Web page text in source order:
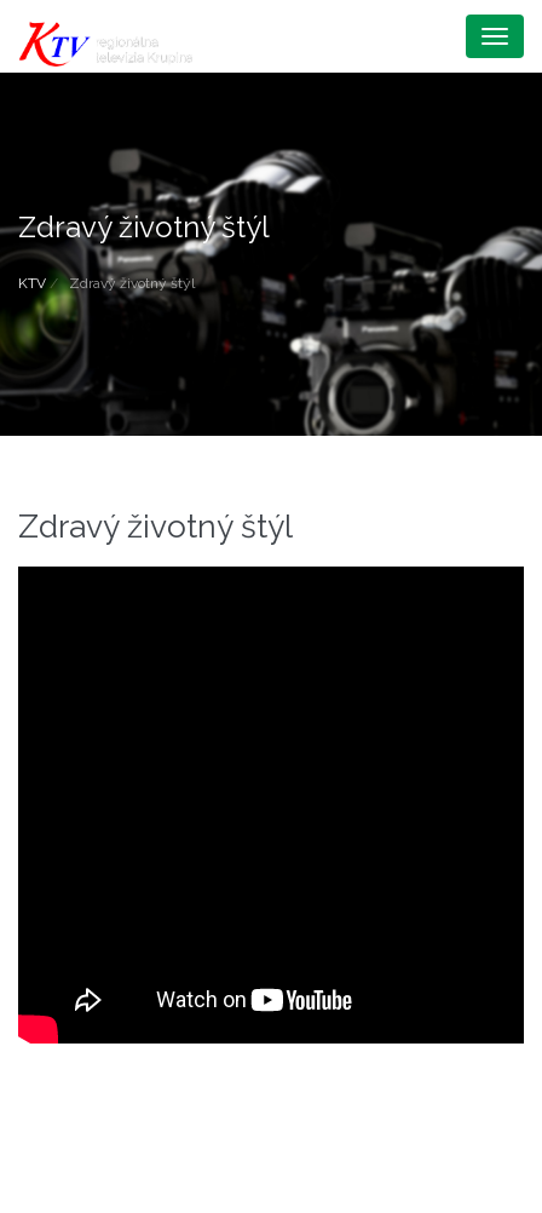
Menu
Zdravý životný štýl
KTV Zdravý životný štýl
Zdravý životný štýl